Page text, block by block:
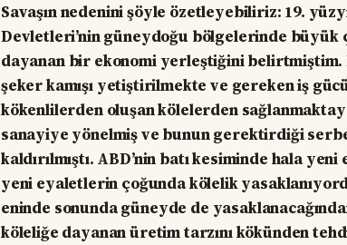
Savaşın nedenini şöyle özetleyebiliriz: 19.
Devletleri’nin güneydoğu bölgelerinde büyük
dayanan bir ekonomi yerleştiğini
şeker kamışı yetiştirilmekte ve gereken iş
kökenlilerden oluşan kölelerden
sanayiye yönelmiş ve bunun gerektirdiği
kaldırılmıştı. ABD’nin batı kesiminde hala
yeni eyaletlerin çoğunda kölelik
eninde sonunda güneyde de
köleliğe dayanan üretim tarzını kökünden